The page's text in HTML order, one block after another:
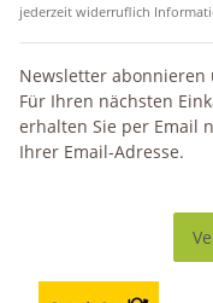
jederzeit widerruflich
Newsletter abonnieren
Für Ihren nächsten
erhalten Sie per Email
Ihrer Email-Adresse.